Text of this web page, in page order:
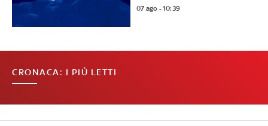
07 ago - 10:39
CRONACA: I PIÙ LETTI